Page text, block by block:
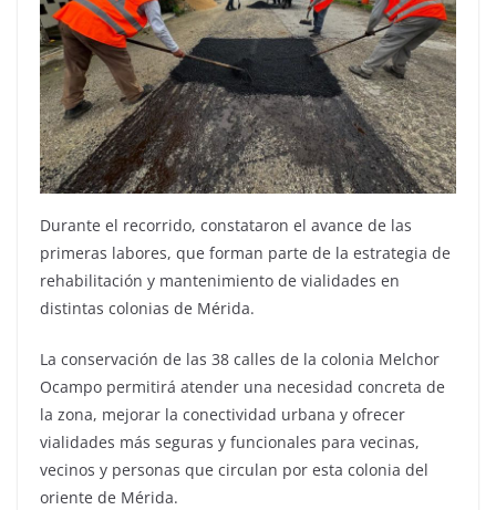
Durante el recorrido, constataron el avance de las
primeras labores, que forman parte de la estrategia de
rehabilitación y mantenimiento de vialidades en
distintas colonias de Mérida.
La conservación de las 38 calles de la colonia Melchor
Ocampo permitirá atender una necesidad concreta de
la zona, mejorar la conectividad urbana y ofrecer
vialidades más seguras y funcionales para vecinas,
vecinos y personas que circulan por esta colonia del
oriente de Mérida.